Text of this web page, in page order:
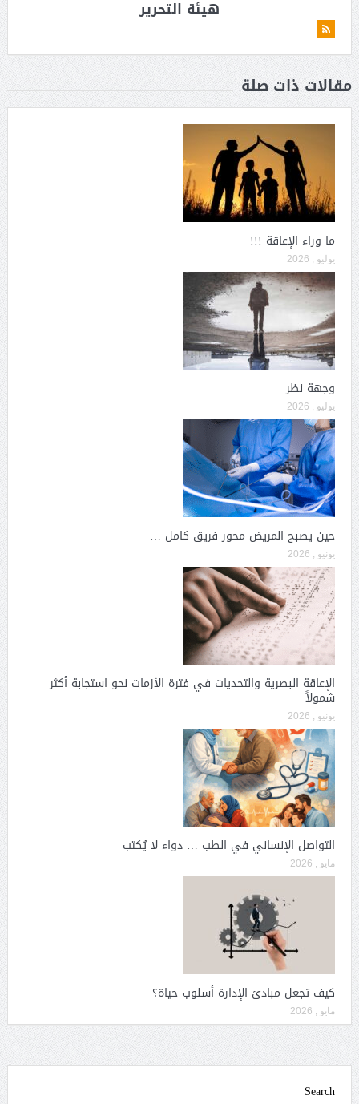
هيئة التحرير
مقالات ذات صلة
ما وراء الإعاقة !!!
يوليو , 2026
وجهة نظر
يوليو , 2026
حين يصبح المريض محور فريق كامل …
يونيو , 2026
الإعاقة البصرية والتحديات في فترة الأزمات نحو استجابة أكثر
شمولاً
يونيو , 2026
التواصل الإنساني في الطب … دواء لا يُكتب
مايو , 2026
كيف تجعل مبادئ الإدارة أسلوب حياة؟
مايو , 2026
Search